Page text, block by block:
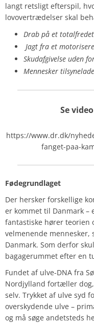
langt retsligt efterspil,
lovovertrædelser skal
Drab på et
Jagt fra et
Skudafgivelse uden
Mennesker
Se
https://www.dr.dk/
fanget-paa-
Fødegrundlaget
Der hersker forskellige
er kommet til Danmark –
fantastiske hører teorien
velmenende mennesker,
Danmark. Som derfor
bagagerummet efter en
Fundet af ulve-DNA fra
Nordjylland fortæller
selv. Trykket af ulve syd
overskydende ulve –
og må søge andetsteds